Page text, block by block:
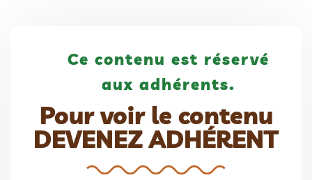
Ce contenu est réservé
aux adhérents.
Pour voir le contenu
DEVENEZ ADHÉRENT